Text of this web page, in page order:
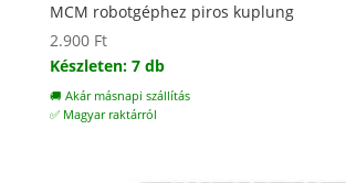
MCM robotgéphez piros kuplung
2.900 Ft
Készleten: 7 db
🚚 Akár másnapi szállítás
✅ Magyar raktárról